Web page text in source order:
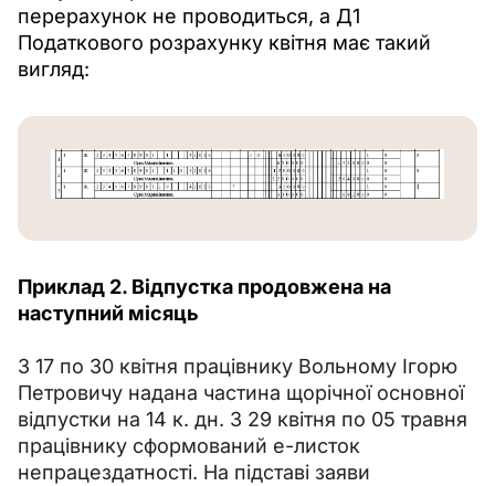
перерахунок не проводиться, а Д1
Податкового розрахунку квітня має такий
вигляд:
Приклад 2. Відпустка продовжена на
наступний місяць
З 17 по 30 квітня працівнику Вольному Ігорю
Петровичу надана частина щорічної основної
відпустки на 14 к. дн. З 29 квітня по 05 травня
працівнику сформований е-листок
непрацездатності. На підставі заяви